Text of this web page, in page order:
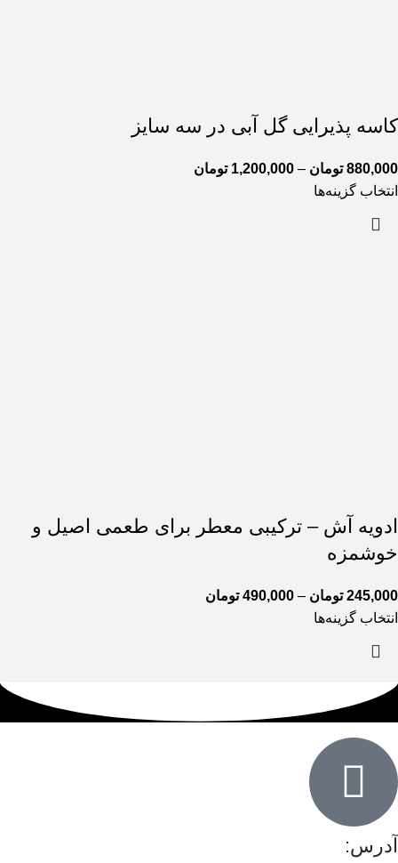
کاسه پذیرایی گل آبی در سه سایز
880,000 تومان –
1,200,000 تومان
انتخاب گزینه‌ها
ادویه آش – ترکیبی معطر برای طعمی اصیل و
خوشمزه
245,000 تومان –
490,000 تومان
انتخاب گزینه‌ها
آدرس: